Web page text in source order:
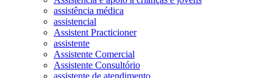
assistência médica
assistencial
Assistent Practicioner
assistente
Assistente Comercial
Assistente Consultório
assistente de atendimento